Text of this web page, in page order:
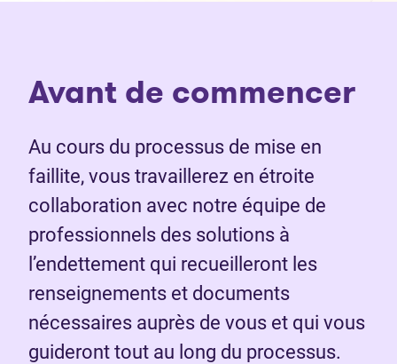
Avant de commencer
Au cours du processus de mise en
faillite, vous travaillerez en étroite
collaboration avec notre équipe de
professionnels des solutions à
l’endettement qui recueilleront les
renseignements et documents
nécessaires auprès de vous et qui vous
guideront tout au long du processus.